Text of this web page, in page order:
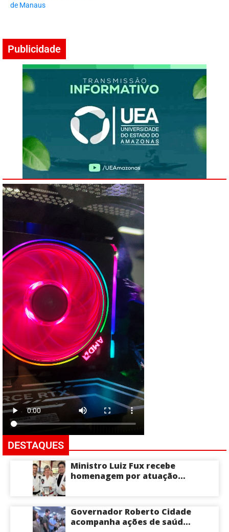
de Manaus
Publicidade
DESTAQUES
Ministro Luiz Fux recebe
homenagem por atuação
Governador Roberto Cidade
acompanha ações de saúde